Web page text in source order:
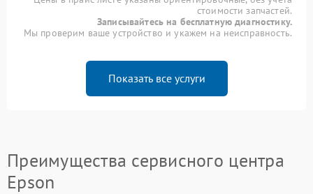
стоимости запчастей.
Записывайтесь на бесплатную диагностику.
Мы проверим ваше устройство и укажем на неисправность.
Показать все услуги
Преимущества сервисного центра
Epson